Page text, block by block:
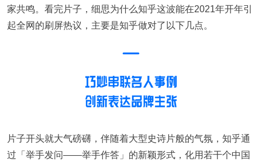
家共鸣。看完片子，细思为什么知乎这波能在2021年开年引
起全网的刷屏热议，主要是知乎做对了以下几点。
片子开头就大气磅礴，伴随着大型史诗片般的气氛，知乎通
过「举手发问——举手作答」的新颖形式，化用若干个中国